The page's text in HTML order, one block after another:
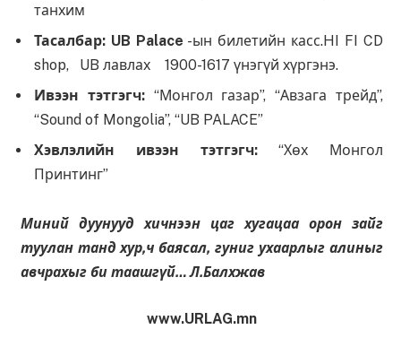
танхим
Тасалбар: UB Palace -ын билетийн касс.HI FI CD
shop, UB лавлах 1900-1617 үнэгүй хүргэнэ.
Ивээн тэтгэгч: “Монгол газар”, “Авзага трейд”,
“Sound of Mongolia”, “UB PALACE”
Хэвлэлийн ивээн тэтгэгч:“Хөх Монгол
Принтинг”
Миний дуунууд хичнээн цаг хугацаа орон зайг
туулан танд хур,ч баясал, гуниг ухаарлыг алиныг
авчрахыг би таашгүй… Л.Балхжав
www.URLAG.mn